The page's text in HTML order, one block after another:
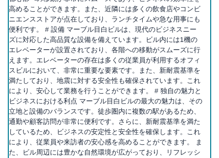
高めることができます。また、近隣には多くの飲食店やコンビ
ニエンスストアが点在しており、ランチタイムや急な用事にも
便利です。 # 設備 マーブル目白ビルは、現代のビジネスニー
ズに対応した高品質な設備を備えています。ビル内には1機の
エレベーターが設置されており、各階への移動がスムーズに行
えます。エレベーターの存在は多くの従業員が利用するオフィ
スビルにおいて、非常に重要な要素です。また、新耐震基準を
満たしており、地震に対する安全性も確保されています。これ
により、安心して業務を行うことができます。 # 独自の魅力と
ビジネスにおける利点 マーブル目白ビルの最大の魅力は、その
立地と設備のバランスです。徒歩圏内に複数の駅があるため、
通勤や顧客訪問が非常に便利です。さらに、新耐震基準を満た
しているため、ビジネスの安定性と安全性を確保します。これ
により、従業員や来訪者の安心感を高めることができます。 ま
た、ビル周辺には豊かな自然環境が広がっており、リフレッシ